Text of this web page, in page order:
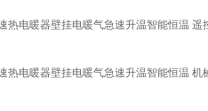
热电暖器壁挂电暖气急速升温智能恒温
热电暖器壁挂电暖气急速升温智能恒温